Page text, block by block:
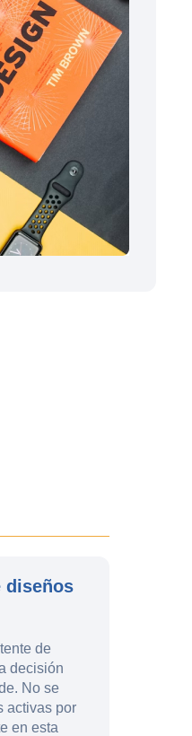
diseños
de
decisión
No se
activas por
en esta